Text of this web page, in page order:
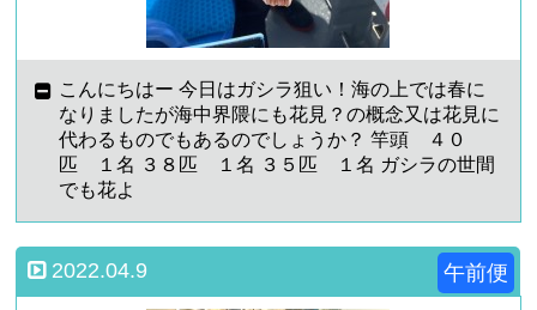
こんにちはー 今日はガシラ狙い！海の上では春に
なりましたが海中界隈にも花見？の概念又は花見に
代わるものでもあるのでしょうか？ 竿頭 ４０
匹 １名 ３８匹 １名 ３５匹 １名 ガシラの世間
でも花よ
2022.04.9 午前便